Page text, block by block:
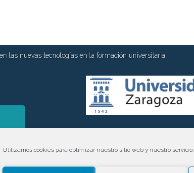
Utilizamos cookies para optimizar nuestro sitio web y nuestro servicio.
las nuevas tecnologías en la formación universitaria
privacidad